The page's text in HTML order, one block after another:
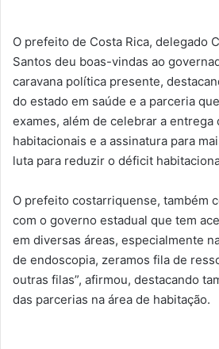
O prefeito de Costa Rica, delegado
Santos deu boas-vindas ao
caravana política presente,
do estado em saúde e a parceria
exames, além de celebrar a entrega
habitacionais e a assinatura para
luta para reduzir o déficit
O prefeito costarriquense, também
com o governo estadual que tem
em diversas áreas, especialmente
de endoscopia, zeramos fila de
outras filas”, afirmou, destacando
das parcerias na área de habitação.